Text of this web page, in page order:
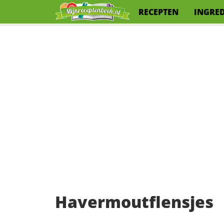
RECEPTEN
Havermoutflensjes